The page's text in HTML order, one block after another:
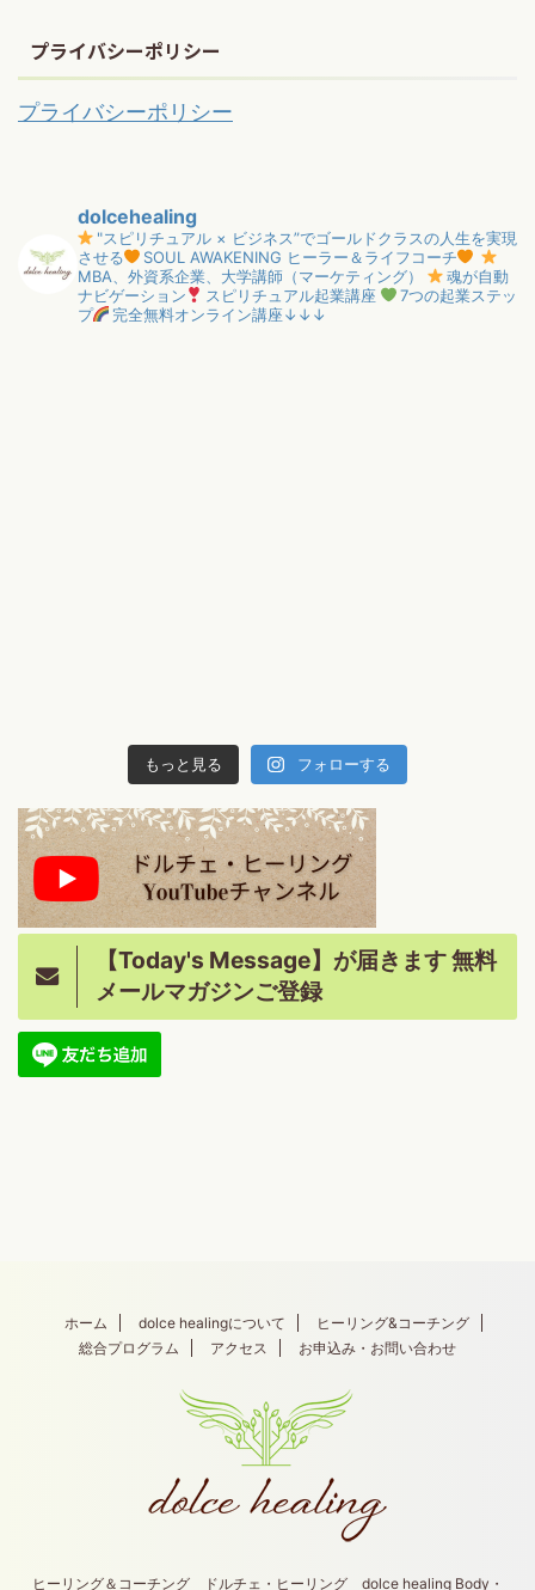
プライバシーポリシー
プライバシーポリシー
dolcehealing
"スピリチュアル × ビジネス”でゴールドクラスの人生を実現
させる
SOUL AWAKENING ヒーラー＆ライフコーチ
MBA、外資系企業、大学講師（マーケティング）
魂が自動
ナビゲーション
スピリチュアル起業講座
7つの起業ステッ
プ
完全無料オンライン講座↓↓↓
もっと見る フォローする
【Today's Message】が届きます 無料
メールマガジンご登録
ホーム dolce healingについて
ヒーリング&コーチング
総合プログラム
アクセス お申込み・お問い合わせ
ヒーリング＆コーチング ドルチェ・ヒーリング dolce healing Body・